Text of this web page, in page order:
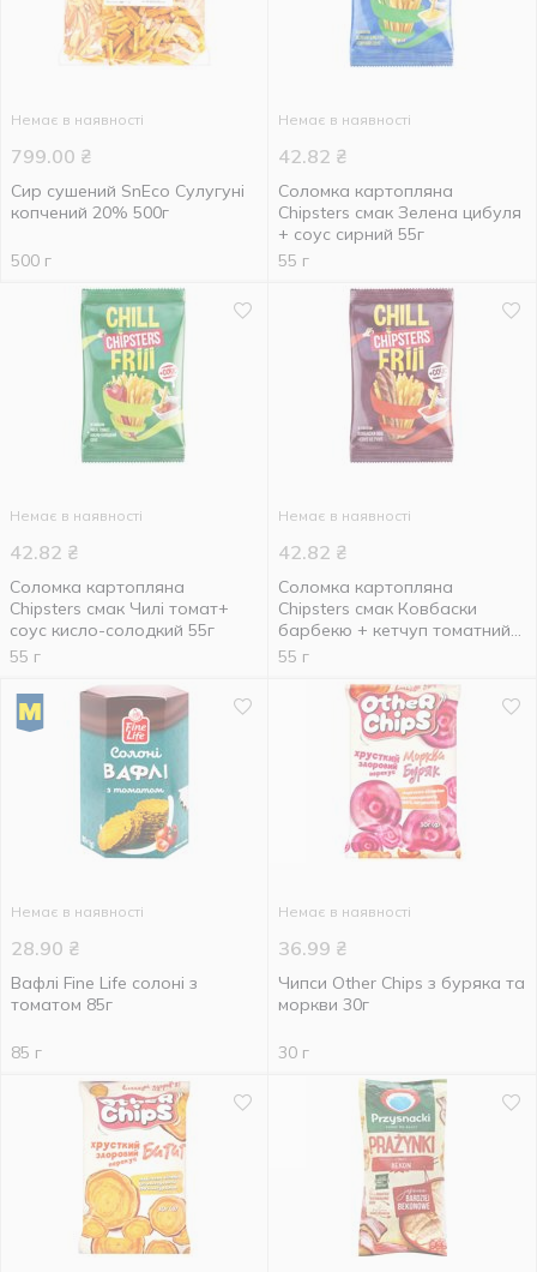
Немає в наявності
799.00 ₴
Сир сушений SnEco Сулугуні
копчений 20% 500г
500 г
Немає в наявності
42.82 ₴
Соломка картопляна
Chipsters смак Зелена цибуля
+ соус cирний 55г
55 г
Немає в наявності
42.82 ₴
Соломка картопляна
Chipsters смак Чилі томат+
соус кисло-солодкий 55г
55 г
Немає в наявності
42.82 ₴
Соломка картопляна
Chipsters смак Ковбаски
барбекю + кетчуп томатний
55г
55 г
Немає в наявності
28.90 ₴
Вафлі Fine Life солоні з
томатом 85г
85 г
Немає в наявності
36.99 ₴
Чипси Other Chips з буряка та
моркви 30г
30 г